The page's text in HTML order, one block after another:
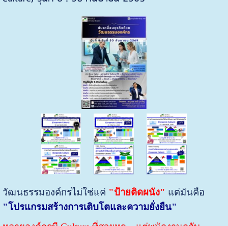
วัฒนธรรมองค์กรไม่ใช่แค่ "ป้ายติดผนัง" แต่มันคือ
"โปรแกรมสร้างการเติบโตและความยั่งยืน" ​